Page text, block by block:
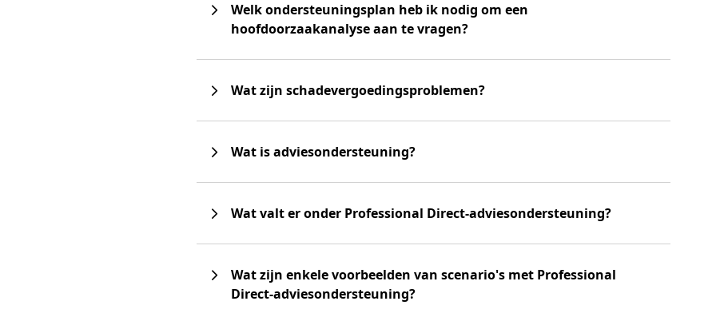
Welk ondersteuningsplan heb ik nodig om een
hoofdoorzaakanalyse aan te vragen?
Wat zijn schadevergoedingsproblemen?
Wat is adviesondersteuning?
Wat valt er onder Professional Direct-adviesondersteuning?
Wat zijn enkele voorbeelden van scenario's met Professional
Direct-adviesondersteuning?